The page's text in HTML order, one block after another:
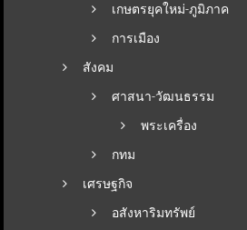
เกษตรยุคใหม่-ภูมิภาค
การเมือง
สังคม
ศาสนา-วัฒนธรรม
พระเครื่อง
กทม
เศรษฐกิจ
อสังหาริมทรัพย์